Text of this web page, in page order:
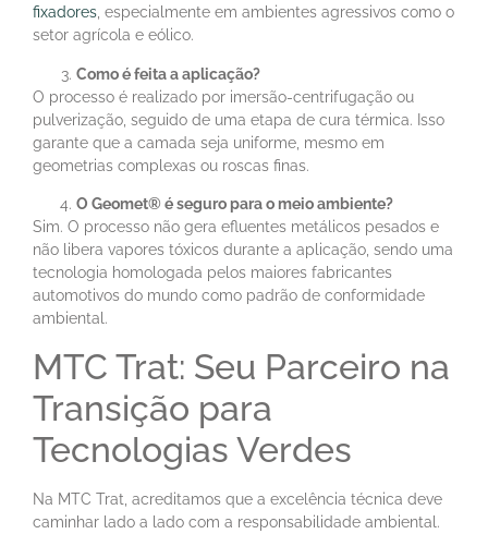
fixadores, especialmente em ambientes agressivos como o
setor agrícola e eólico.
Como é feita a aplicação?
O processo é realizado por imersão-centrifugação ou
pulverização, seguido de uma etapa de cura térmica. Isso
garante que a camada seja uniforme, mesmo em
geometrias complexas ou roscas finas.
O Geomet® é seguro para o meio ambiente?
Sim. O processo não gera efluentes metálicos pesados e
não libera vapores tóxicos durante a aplicação, sendo uma
tecnologia homologada pelos maiores fabricantes
automotivos do mundo como padrão de conformidade
ambiental.
MTC Trat: Seu Parceiro na
Transição para
Tecnologias Verdes
Na MTC Trat, acreditamos que a excelência técnica deve
caminhar lado a lado com a responsabilidade ambiental.